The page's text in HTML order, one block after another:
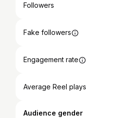
Followers
Fake followers
Engagement rate
Average Reel plays
Audience gender